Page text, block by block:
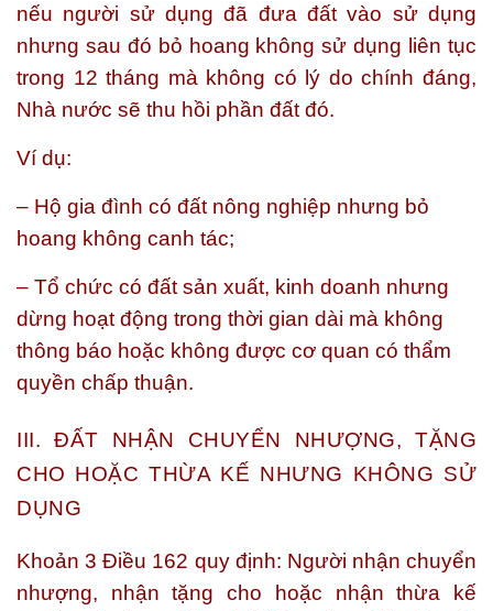
nếu người sử dụng đã đưa đất vào sử dụng
nhưng sau đó bỏ hoang không sử dụng liên tục
trong 12 tháng mà không có lý do chính đáng,
Nhà nước sẽ thu hồi phần đất đó.
Ví dụ:
– Hộ gia đình có đất nông nghiệp nhưng bỏ
hoang không canh tác;
– Tổ chức có đất sản xuất, kinh doanh nhưng
dừng hoạt động trong thời gian dài mà không
thông báo hoặc không được cơ quan có thẩm
quyền chấp thuận.
III. ĐẤT NHẬN CHUYỂN NHƯỢNG, TẶNG
CHO HOẶC THỪA KẾ NHƯNG KHÔNG SỬ
DỤNG
Khoản 3 Điều 162 quy định: Người nhận chuyển
nhượng, nhận tặng cho hoặc nhận thừa kế